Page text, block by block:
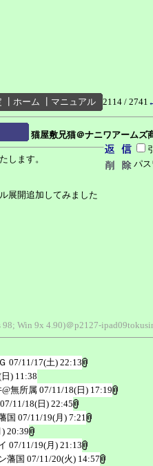
ホーム マニュアル 2114 / 2741
猫屋敷兄猫＠ナニワアームズ
パ
します。
展開追加してみました
Win 9x 4.90)＠p2127-
07/11/17(土) 22:13
) 11:38
無所属 07/11/18(日) 17:19
07/11/18(日) 22:45
国 07/11/19(月) 7:21
20:39
07/11/19(月) 21:13
藩国 07/11/20(火) 14:57